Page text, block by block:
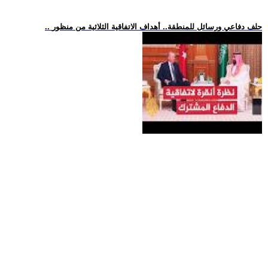
.. حلف دفاعي ورسائل للمنطقة.. أهداف الاتفاقية الثلاثية من منظور